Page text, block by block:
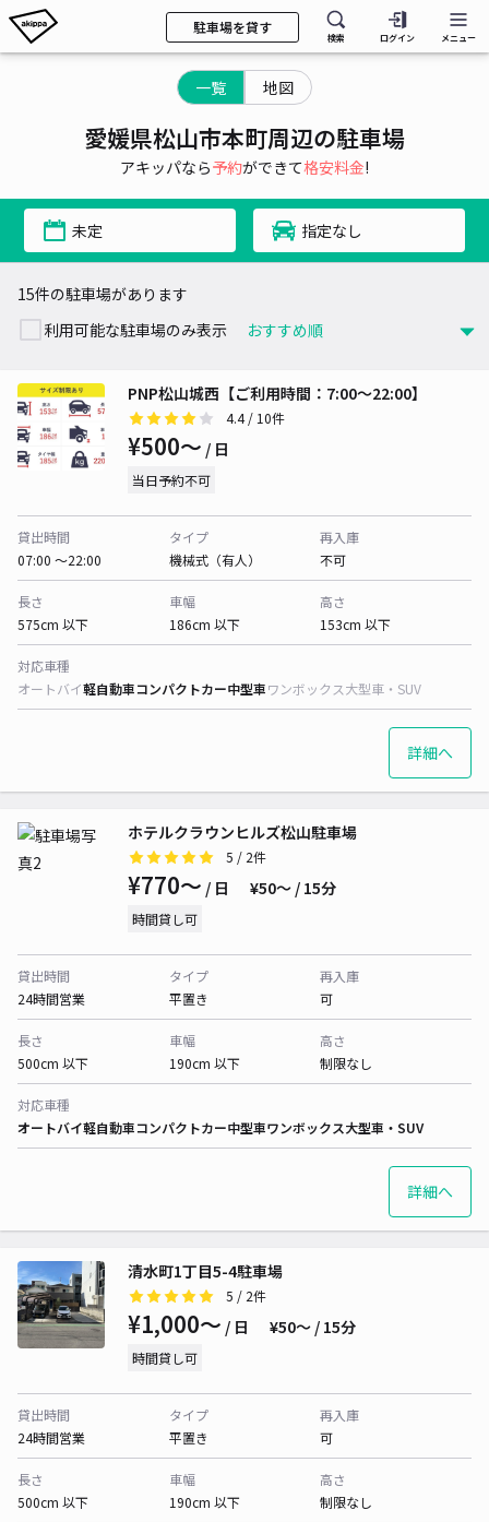
駐車場を貸す
検索 ログイン メニュー
一覧 地図
愛媛県松山市本町周辺の駐車場
アキッパなら予約ができて格安料金!
未定 指定なし
15件の駐車場があります
利用可能な駐車場のみ表示
PNP松山城西【ご利用時間：7:00～22:00】
4.4/ 10件
¥500〜 / 日
当日予約不可
貸出時間
07:00 〜22:00
タイプ
機械式（有人）
再入庫
不可
長さ
575cm 以下
車幅
186cm 以下
高さ
153cm 以下
対応車種
オートバイ軽自動車コンパクトカー中型車ワンボックス大型車・SUV
詳細へ
ホテルクラウンヒルズ松山駐車場
5 / 2件
¥770〜 / 日 ¥50〜 / 15分
時間貸し可
貸出時間
24時間営業
タイプ
平置き
再入庫
可
長さ
500cm 以下
車幅
190cm 以下
高さ
制限なし
対応車種
オートバイ軽自動車コンパクトカー中型車ワンボックス大型車・SUV
詳細へ
清水町1丁目5-4駐車場
5 / 2件
¥1,000〜 / 日 ¥50〜 / 15分
時間貸し可
貸出時間
24時間営業
タイプ
平置き
再入庫
可
長さ
500cm 以下
車幅
190cm 以下
高さ
制限なし